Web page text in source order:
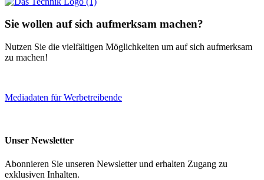
Sie wollen auf sich aufmerksam machen?
Nutzen Sie die vielfältigen Möglichkeiten um auf sich aufmerksam
zu machen!
Mediadaten für Werbetreibende
Unser Newsletter
Abonnieren Sie unseren Newsletter und erhalten Zugang zu
exklusiven Inhalten.